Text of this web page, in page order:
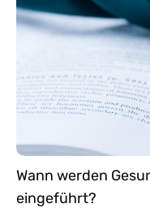
Wann werden
eingeführt?